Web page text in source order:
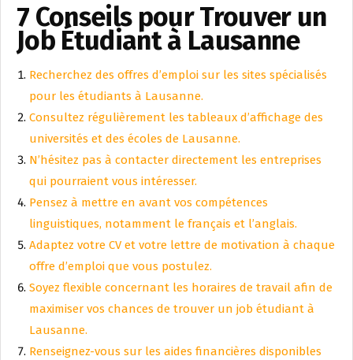
7 Conseils pour Trouver un
Job Étudiant à Lausanne
Recherchez des offres d’emploi sur les sites spécialisés
pour les étudiants à Lausanne.
Consultez régulièrement les tableaux d’affichage des
universités et des écoles de Lausanne.
N’hésitez pas à contacter directement les entreprises
qui pourraient vous intéresser.
Pensez à mettre en avant vos compétences
linguistiques, notamment le français et l’anglais.
Adaptez votre CV et votre lettre de motivation à chaque
offre d’emploi que vous postulez.
Soyez flexible concernant les horaires de travail afin de
maximiser vos chances de trouver un job étudiant à
Lausanne.
Renseignez-vous sur les aides financières disponibles